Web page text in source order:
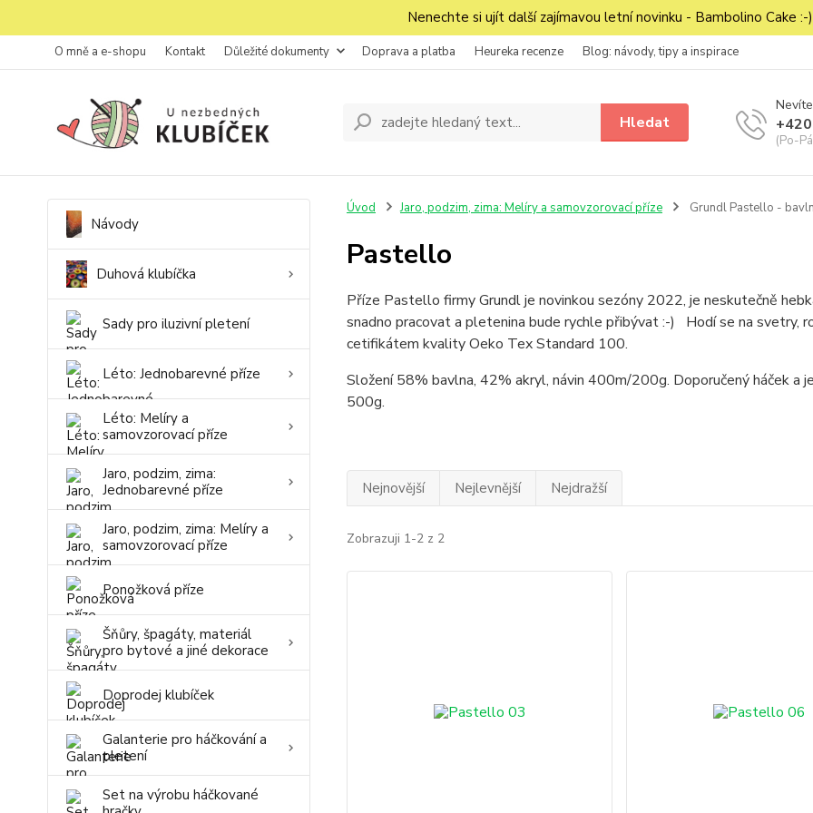
Nenechte si ujít další zajímavou letní novinku - Bambolino Cake :-)
O mně a e-shopu Kontakt Důležité dokumenty Doprava a platba Heureka recenze Blog: návody, tipy a inspirace
Hledat
(Po-
Návody
Duhová klubíčka
Sady pro iluzivní pletení
Léto: Jednobarevné příze
Léto: Melíry a
samovzorovací příze
Jaro, podzim, zima:
Jednobarevné příze
Jaro, podzim, zima: Melíry a
samovzorovací příze
Ponožková příze
Šňůry, špagáty, materiál
pro bytové a jiné dekorace
Doprodej klubíček
Galanterie pro háčkování a
pletení
Set na výrobu háčkované
Úvod Jaro, podzim, zima: Melíry a samovzorovací příze Grundl Pastello -
Pastello
Příze Pastello firmy Grundl je novinkou sezóny 2022, je neskutečně
snadno pracovat a pletenina bude rychle přibývat :-) Hodí se na svetry,
cetifikátem kvality Oeko Tex Standard 100.
Složení 58% bavlna, 42% akryl, návin 400m/200g. Doporučený háček
500g.
Nejnovější Nejlevnější Nejdražší
Zobrazuji 1-2 z 2